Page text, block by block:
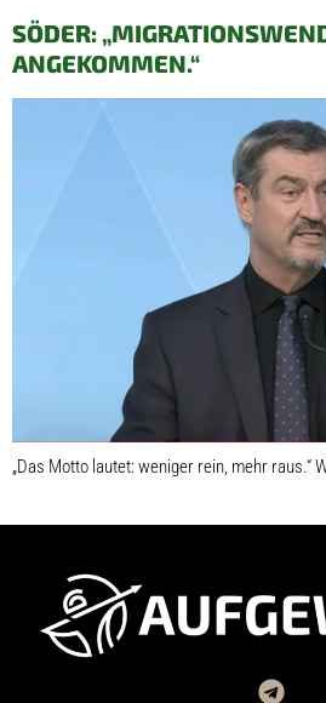
SÖDER:
ANGEKOMMEN.“
„Das Motto lautet: weniger rein, mehr raus.“